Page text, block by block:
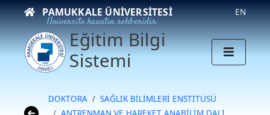
PAMUKKALE ÜNIVERSITESI
Üniversite hayatın rehberidir
EN
Eğitim Bilgi
Sistemi
DOKTORA
SAĞLIK BİLİMLERİ ENSTİTÜSÜ